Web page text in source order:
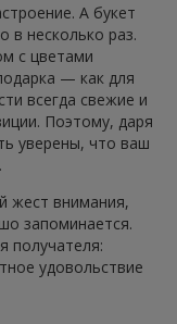
А букет
в несколько раз.
с цветами
— как для
всегда свежие и
Поэтому, даря
уверены, что ваш
жест внимания,
запоминается.
получателя:
удовольствие